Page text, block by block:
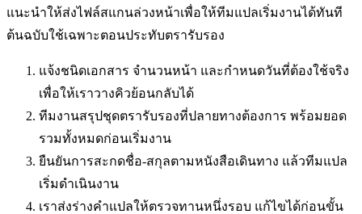
แนะนำให้ส่งไฟล์สแกนล่วงหน้าเพื่อให้ทีมแปลเริ่มงานได้ทันที
ต้นฉบับใช้เฉพาะตอนประทับตรารับรอง
แจ้งชนิดเอกสาร จำนวนหน้า และกำหนดวันที่ต้องใช้จริง
เพื่อให้เราวางคิวย้อนกลับได้
ทีมงานสรุปชุดตรารับรองที่ปลายทางต้องการ พร้อมยอด
รวมทั้งหมดก่อนเริ่มงาน
ยืนยันการสะกดชื่อ-สกุลตามหนังสือเดินทาง แล้วทีมแปล
เริ่มดำเนินงาน
เราส่งร่างคำแปลให้ตรวจทานหนึ่งรอบ แก้ไขได้ก่อนขั้น